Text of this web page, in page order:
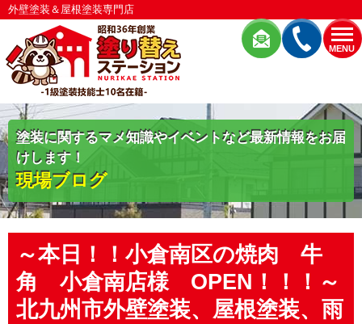
MENU
外壁塗装＆屋根塗装専門店
塗装に関するマメ知識やイベントなど最新情報をお届
けします！
現場ブログ
～本日！！小倉南区の焼肉 牛
角 小倉南店様 OPEN！！！～
北九州市外壁塗装、屋根塗装、雨